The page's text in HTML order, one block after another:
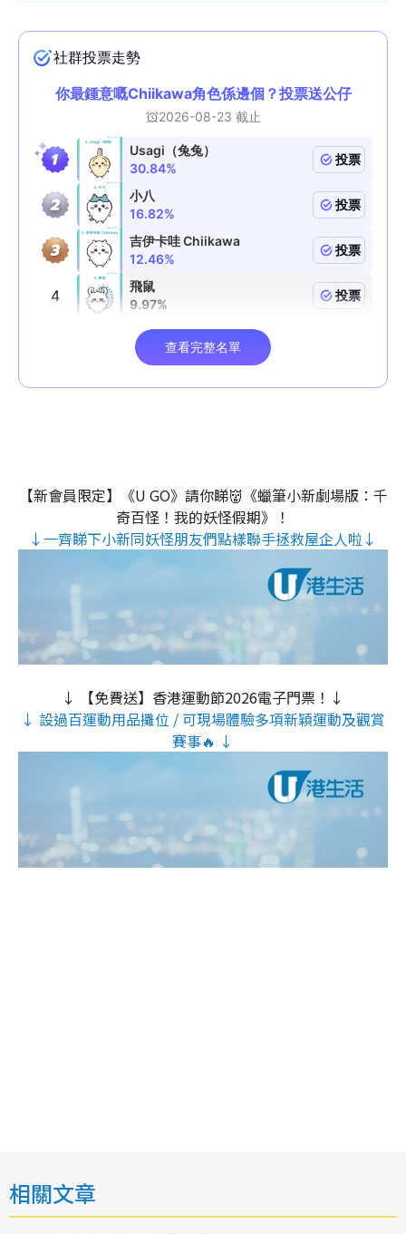
【新會員限定】《U GO》請你睇👹《蠟筆小新劇場版：千
奇百怪！我的妖怪假期》！
↓一齊睇下小新同妖怪朋友們點樣聯手拯救屋企人啦↓
↓ 【免費送】香港運動節2026電子門票！↓
↓ 設過百運動用品攤位 / 可現場體驗多項新穎運動及觀賞
賽事🔥 ↓
相關文章